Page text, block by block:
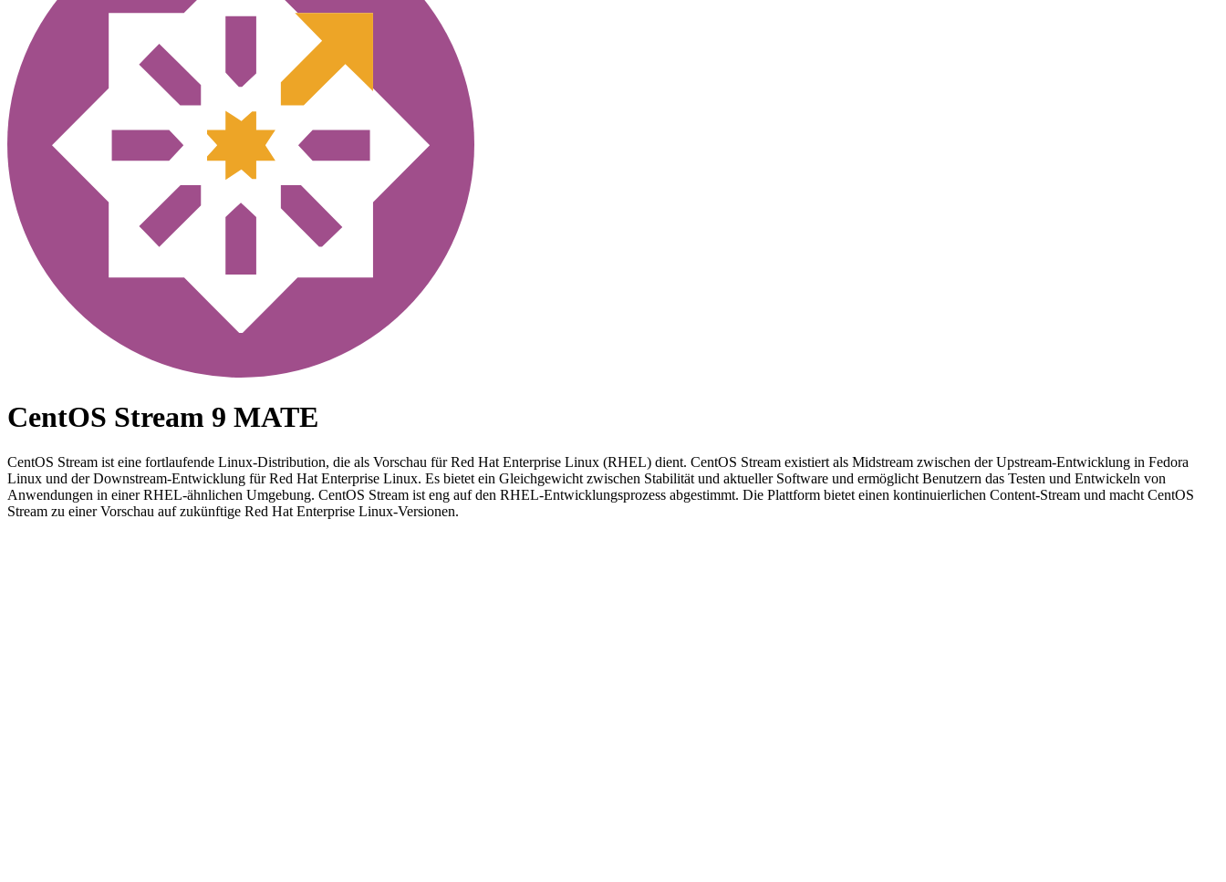
CentOS Stream 9 MATE
CentOS Stream ist eine fortlaufende Linux-Distribution, die als Vorschau für Red Hat Enterprise Linux (RHEL) dient. CentOS Stream existiert als Midstream zwischen der Upstream-Entwicklung in Fedora
Linux und der Downstream-Entwicklung für Red Hat Enterprise Linux. Es bietet ein Gleichgewicht zwischen Stabilität und aktueller Software und ermöglicht Benutzern das Testen und Entwickeln von
Anwendungen in einer RHEL-ähnlichen Umgebung. CentOS Stream ist eng auf den RHEL-Entwicklungsprozess abgestimmt. Die Plattform bietet einen kontinuierlichen Content-Stream und macht CentOS
Stream zu einer Vorschau auf zukünftige Red Hat Enterprise Linux-Versionen.